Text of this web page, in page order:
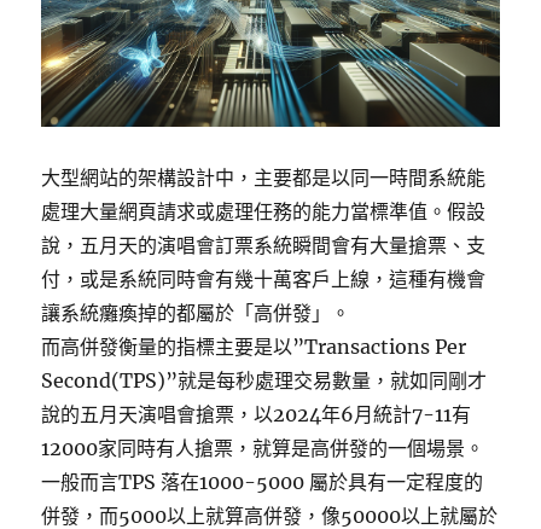
大型網站的架構設計中，主要都是以同一時間系統能
處理大量網頁請求或處理任務的能力當標準值。假設
說，五月天的演唱會訂票系統瞬間會有大量搶票、支
付，或是系統同時會有幾十萬客戶上線，這種有機會
讓系統癱瘓掉的都屬於「高併發」。
而高併發衡量的指標主要是以”Transactions Per
Second(TPS)”就是每秒處理交易數量，就如同剛才
說的五月天演唱會搶票，以2024年6月統計7-11有
12000家同時有人搶票，就算是高併發的一個場景。
一般而言TPS 落在1000-5000 屬於具有一定程度的
併發，而5000以上就算高併發，像50000以上就屬於